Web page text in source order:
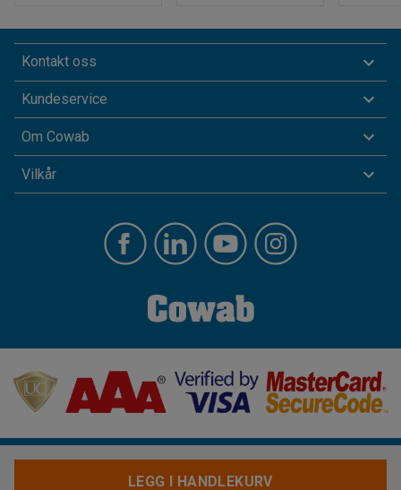
Kontakt oss
Kundeservice
Om Cowab
Vilkår
LEGG I HANDLEKURV